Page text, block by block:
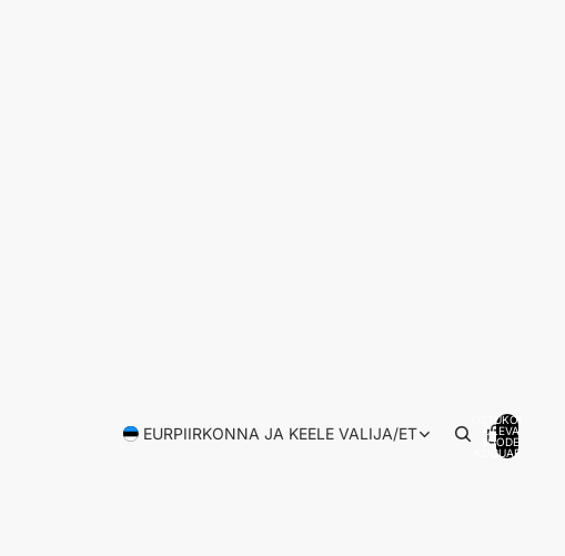
EURPIIRKONNA JA KEELE VALIJA/ET
OSTUKORVIS
OLEVATE
TOODETE
KOGUARV: 0